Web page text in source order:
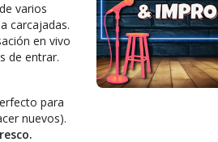
varios
carcajadas.
en vivo
de entrar.
para
nuevos).